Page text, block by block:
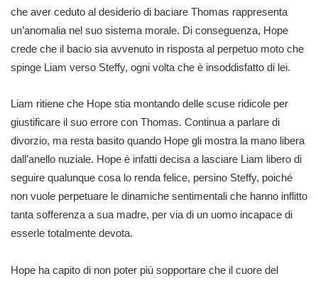
che aver ceduto al desiderio di baciare Thomas rappresenta
un’anomalia nel suo sistema morale. Di conseguenza, Hope
crede che il bacio sia avvenuto in risposta al perpetuo moto che
spinge Liam verso Steffy, ogni volta che è insoddisfatto di lei.
Liam ritiene che Hope stia montando delle scuse ridicole per
giustificare il suo errore con Thomas. Continua a parlare di
divorzio, ma resta basito quando Hope gli mostra la mano libera
dall’anello nuziale. Hope è infatti decisa a lasciare Liam libero di
seguire qualunque cosa lo renda felice, persino Steffy, poiché
non vuole perpetuare le dinamiche sentimentali che hanno inflitto
tanta sofferenza a sua madre, per via di un uomo incapace di
esserle totalmente devota.
Hope ha capito di non poter più sopportare che il cuore del